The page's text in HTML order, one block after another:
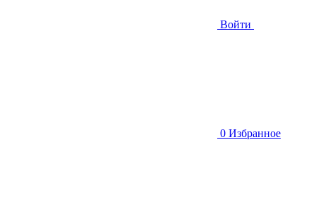
Войти
0 Избранное